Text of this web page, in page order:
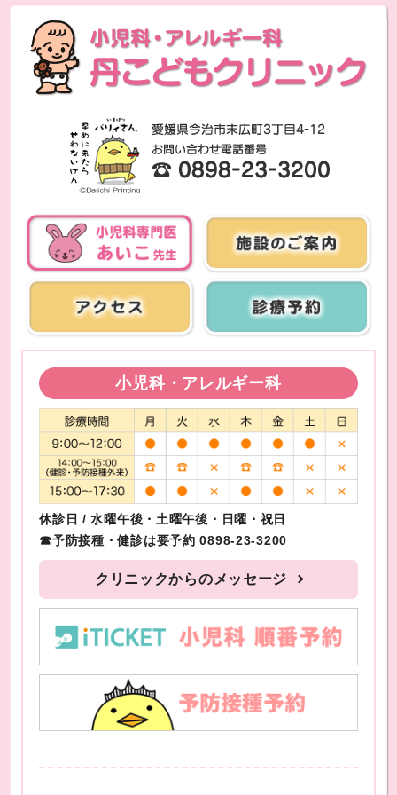
小児科・アレルギー科
休診日 / 水曜午後・土曜午後・日曜・祝日
☎予防接種・健診は要予約 0898-23-3200
クリニックからのメッセージ